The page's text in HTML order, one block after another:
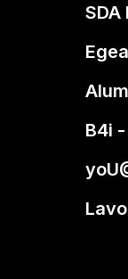
Egea
B4i